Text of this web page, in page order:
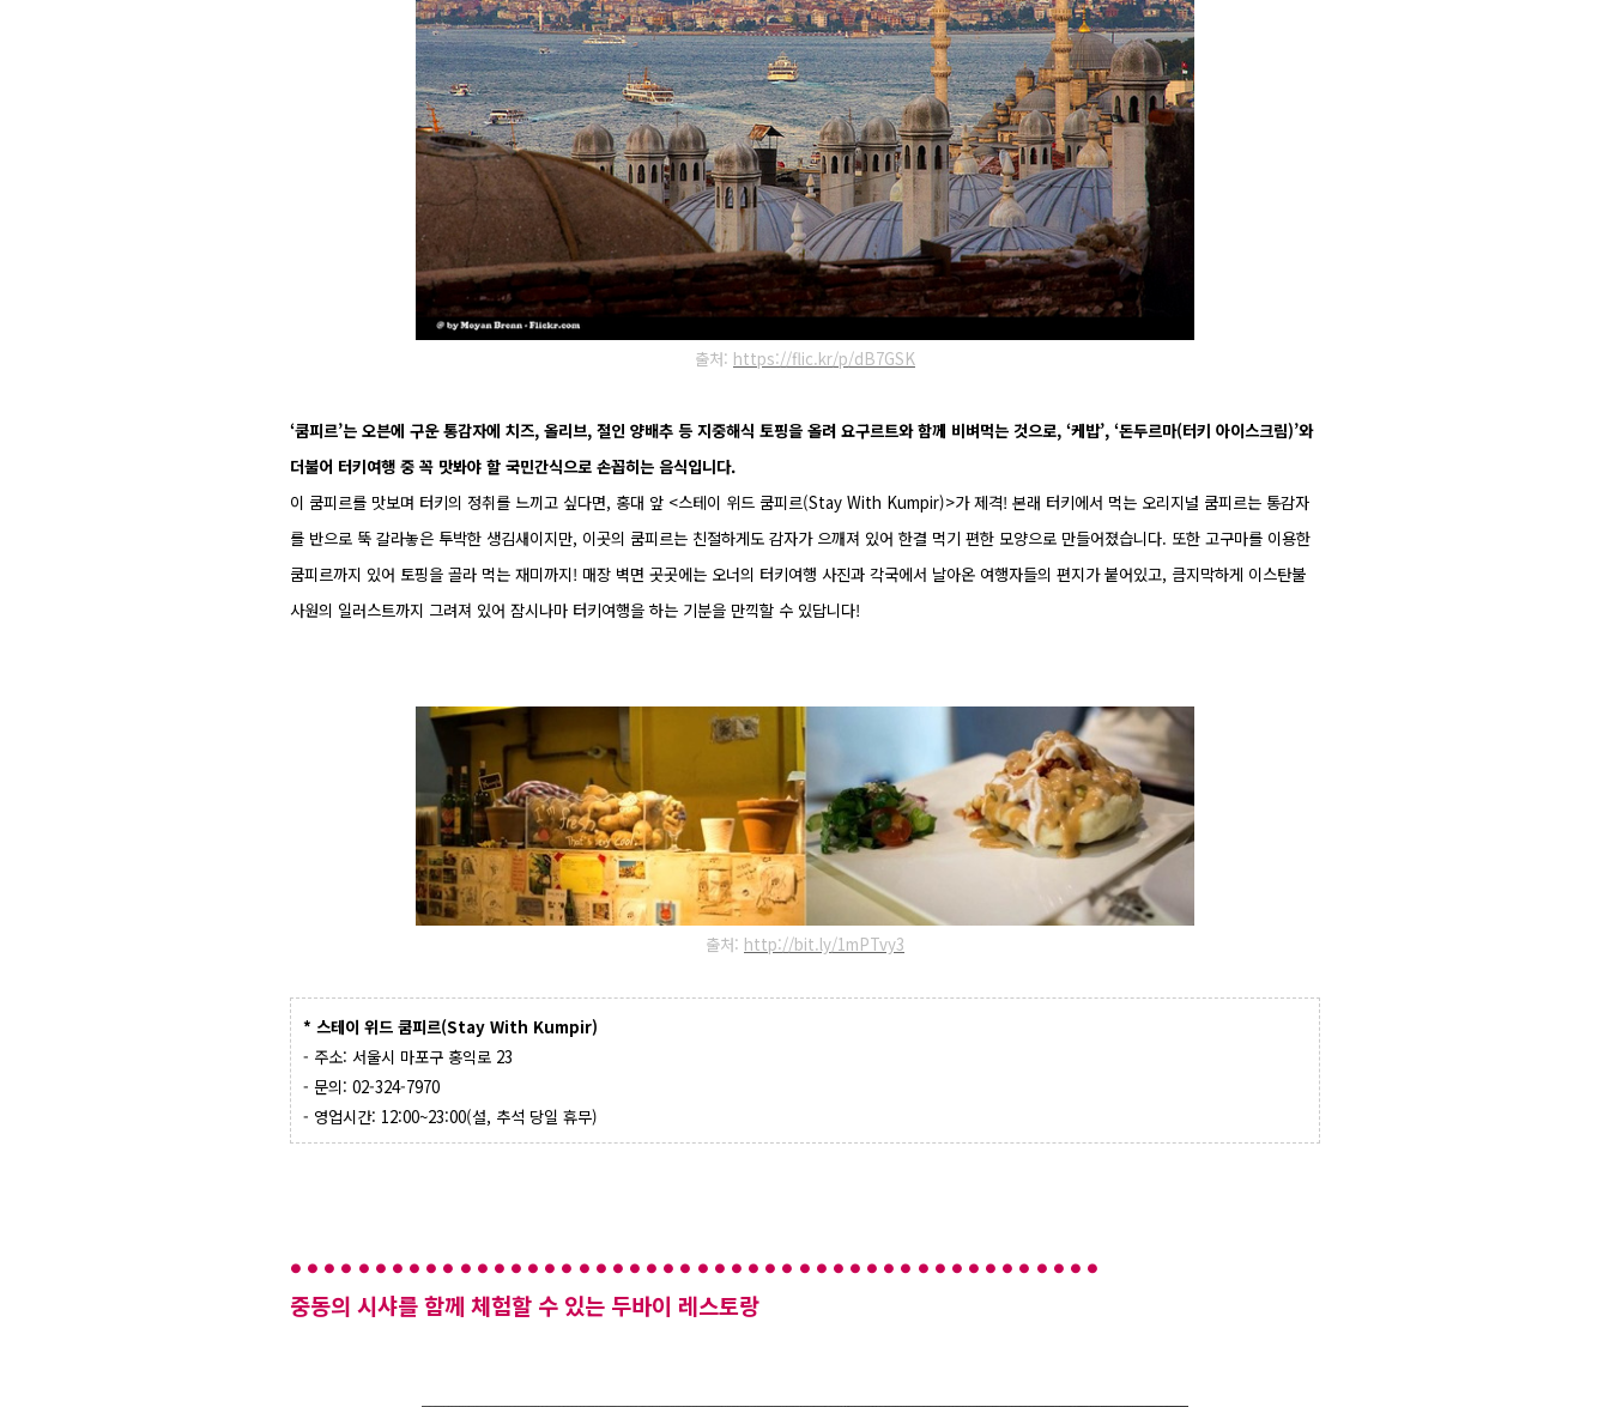
출처: https://flic.kr/p/dB7GSK
‘쿰피르’는 오븐에 구운 통감자에 치즈, 올리브, 절인 양배추 등 지중해식 토핑을 올려 요구르트와 함께 비벼먹는 것으로, ‘케밥’, ‘돈두르마(터키 아이스크림)’와
더불어 터키여행 중 꼭 맛봐야 할 국민간식으로 손꼽히는 음식입니다.
이 쿰피르를 맛보며 터키의 정취를 느끼고 싶다면, 홍대 앞 <스테이 위드 쿰피르(Stay With Kumpir)>가 제격! 본래 터키에서 먹는 오리지널 쿰피르는 통감자
를 반으로 뚝 갈라놓은 투박한 생김새이지만, 이곳의 쿰피르는 친절하게도 감자가 으깨져 있어 한결 먹기 편한 모양으로 만들어졌습니다. 또한 고구마를 이용한
쿰피르까지 있어 토핑을 골라 먹는 재미까지! 매장 벽면 곳곳에는 오너의 터키여행 사진과 각국에서 날아온 여행자들의 편지가 붙어있고, 큼지막하게 이스탄불
사원의 일러스트까지 그려져 있어 잠시나마 터키여행을 하는 기분을 만끽할 수 있답니다!
출처: http://bit.ly/1mPTvy3
* 스테이 위드 쿰피르(Stay With Kumpir)
- 주소: 서울시 마포구 홍익로 23
- 문의: 02-324-7970
- 영업시간: 12:00~23:00(설, 추석 당일 휴무)
중동의 시샤를 함께 체험할 수 있는 두바이 레스토랑